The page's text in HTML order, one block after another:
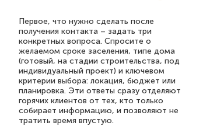
Первое, что нужно сделать после
получения контакта – задать три
конкретных вопроса. Спросите о
желаемом сроке заселения, типе дома
(готовый, на стадии строительства, под
индивидуальный проект) и ключевом
критерии выбора: локация, бюджет или
планировка. Эти ответы сразу отделяют
горячих клиентов от тех, кто только
собирает информацию, и позволяют не
тратить время впустую.